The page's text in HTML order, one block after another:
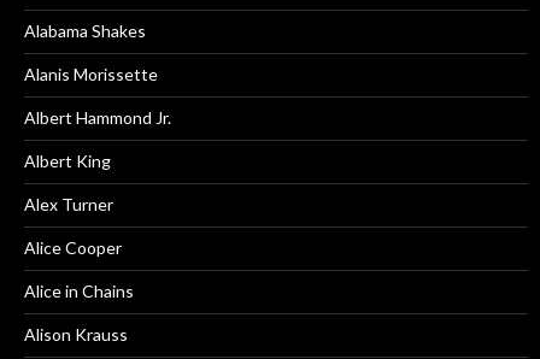
Alabama Shakes
Alanis Morissette
Albert Hammond Jr.
Albert King
Alex Turner
Alice Cooper
Alice in Chains
Alison Krauss